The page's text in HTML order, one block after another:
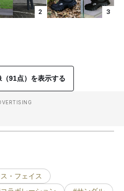
2 3
91点）を表示する
・フェイス